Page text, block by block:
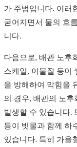
가 주범입니다. 이러
굳어지면서 물의 흐
니다.
다음으로, 배관 노후
스케일, 이물질 등이
을 방해하여 막힘을
의 경우, 배관의 노후
발생할 수 있습니다.
등이 빗물과 함께 하
있습니다. 특히 가을